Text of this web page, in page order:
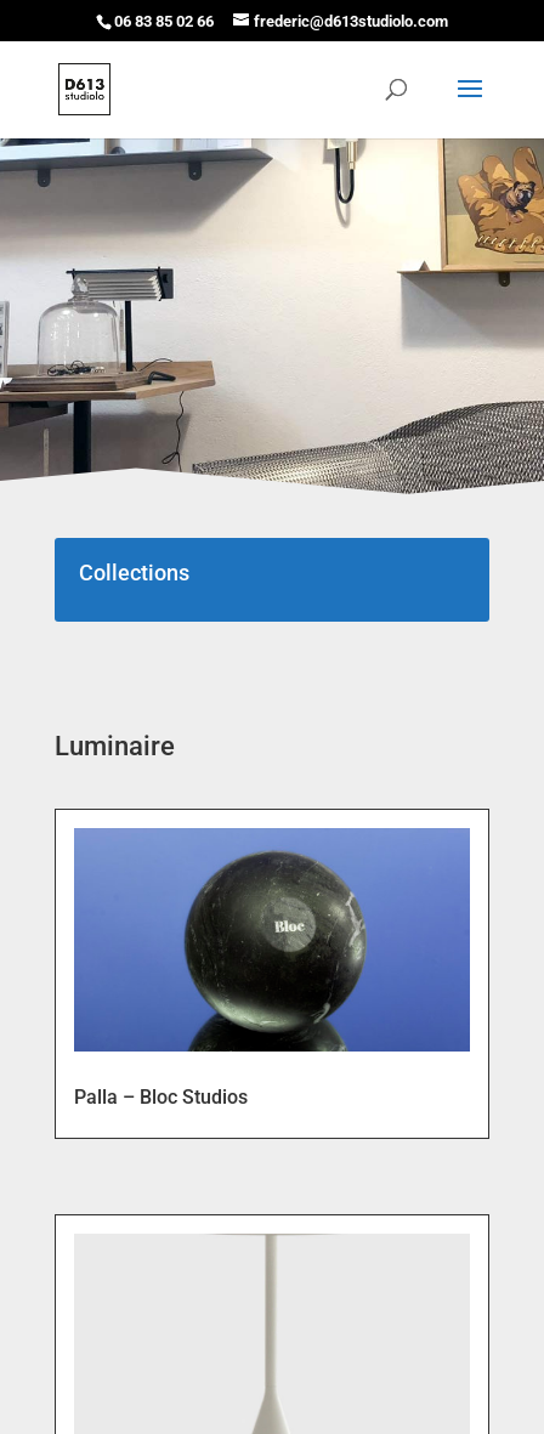
06 83 85 02 66 frederic@d613studiolo.com
Collections
Luminaire
Palla – Bloc Studios